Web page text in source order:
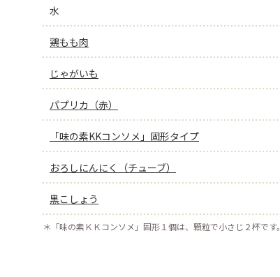
もっと見る
水
鶏もも肉
じゃがいも
パプリカ（赤）
「味の素KKコンソメ」固形タイプ
おろしにんにく（チューブ）
黒こしょう
＊ 「味の素ＫＫコンソメ」固形１個は、顆粒で小さじ２杯です。